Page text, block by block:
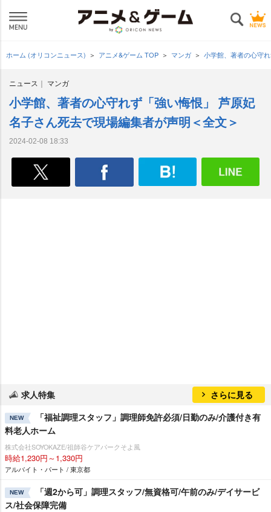
ホーム (オリコンニュース) アニメ&ゲーム TOP マンガ 小学館、著者の心守
ニュース マンガ
小学館、著者の心守れず「強い悔恨」 芦原妃
名子さん死去で現場編集者が声明＜全文＞
2024-02-08 18:33
求人特集 さらに見る
NEW
「福祉調理スタッフ」調理師免許必須/日勤のみ/介護付き有
料老人ホーム
株式会社SOYOKAZE/祖師谷ケアパークそよ風
時給1,230円～1,330円
アルバイト・パート / 東京都
NEW
「週2から可」調理スタッフ/無資格可/午前のみ/デイサービ
ス/社会保障完備